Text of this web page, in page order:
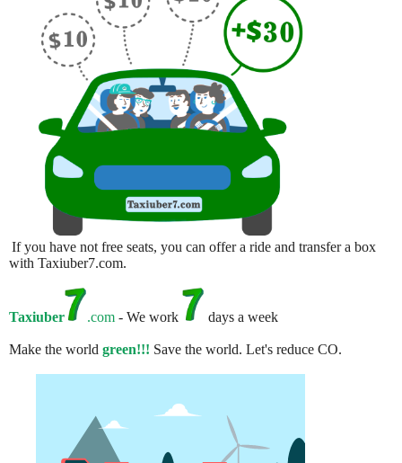
If you have not free seats, you can offer a ride and transfer a box
with Taxiuber7.com.
Taxiuber .com - We work days a week
Make the world green!!! Save the world. Let's reduce CO.